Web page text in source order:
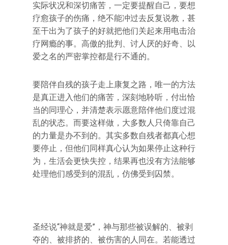
实际状况和深切痛苦，一定要提醒自己，要想
疗愈孩子的伤痛，绝不能冲过去反复说教，甚
至干出为了孩子的好就把他们关起来用电击治
疗网瘾的事。高傲的批判、讨人厌的好奇、以
爱之名的严密掌控都是行不通的。
要陪伴自残的孩子走上康复之路，唯一的方法
是真正进入他们的痛苦，深刻地聆听，付出恰
当的同理心，并清楚表示愿意陪伴他们度过混
乱的状态。而要这样做，大多数人只倚靠自己
的力量是办不到的。其实多数自残者都真心想
要停止，但他们同样真心认为如果停止这种行
为，生活会更快失控，结果再也没有方法能够
处理他们感受到的混乱，仿佛受到囚禁。
圣经说“神就是爱”，神与那些被误解的、被剥
夺的、被排挤的、被伤害的人同在。若能透过